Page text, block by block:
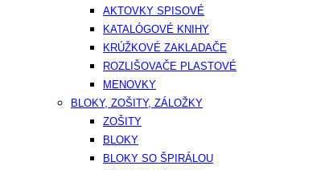
AKTOVKY SPISOVÉ
KATALÓGOVÉ KNIHY
KRÚŽKOVÉ ZAKLADAČE
ROZLIŠOVAČE PLASTOVÉ
MENOVKY
BLOKY, ZOŠITY, ZÁLOŽKY
ZOŠITY
BLOKY
BLOKY SO ŠPIRÁLOU